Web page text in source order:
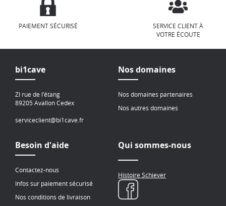
PAIEMENT SÉCURISÉ
SERVICE CLIENT À
VOTRE ÉCOUTE
bi1cave
ZI rue de l’étang
89205 Avallon Cedex
serviceclient@bi1cave.fr
Nos domaines
Nos domaines partenaires
Nos autres domaines
Besoin d'aide
Contactez-nous
Infos sur paiement sécurisé
Nos conditions de livraison
Qui sommes-nous
Histoire Schiever